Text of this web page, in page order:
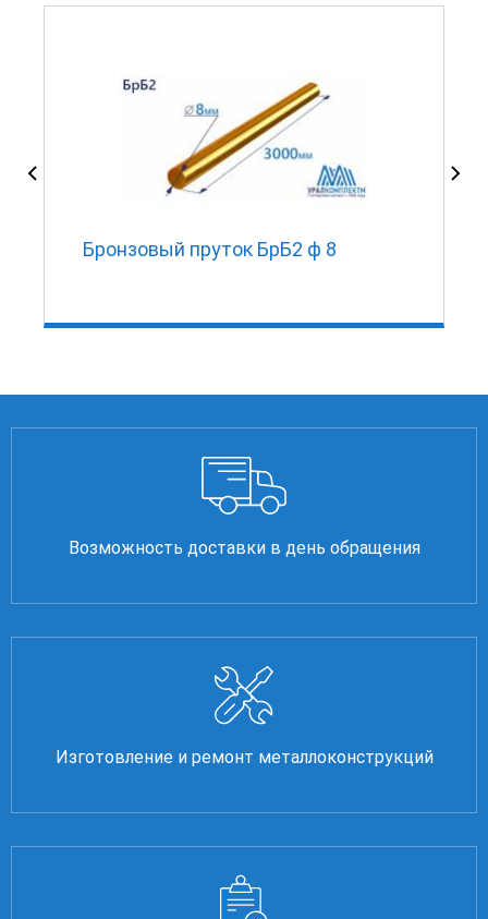
Бронзовый пруток БрБ2 ф 8
Возможность доставки в день обращения
Изготовление и ремонт металлоконструкций